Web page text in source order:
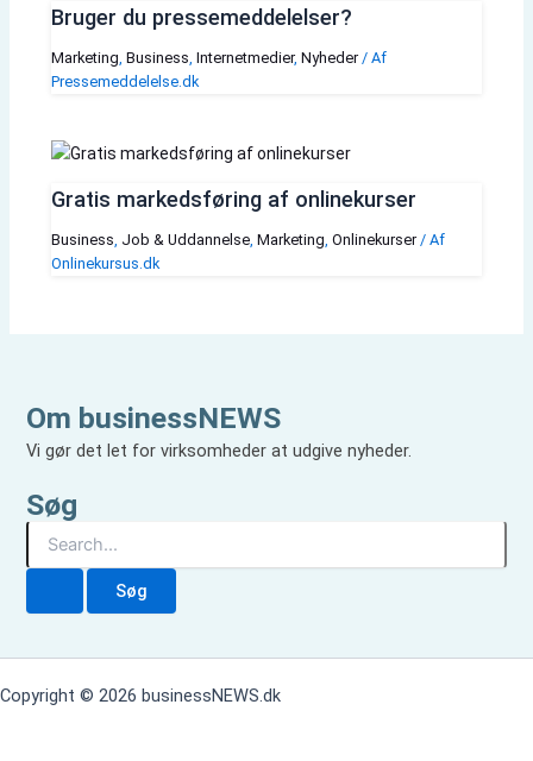
Bruger du pressemeddelelser?
Marketing Business Internetmedier, Nyheder/ Af
Pressemeddelelse.dk
Gratis markedsføring af onlinekurser
Business Job & Uddannelse, Marketing Onlinekurser/ Af
Onlinekursus.dk
Om businessNEWS
Vi gør det let for virksomheder at udgive nyheder.
Søg
r
Copyright © 2026 businessNEWS.dk